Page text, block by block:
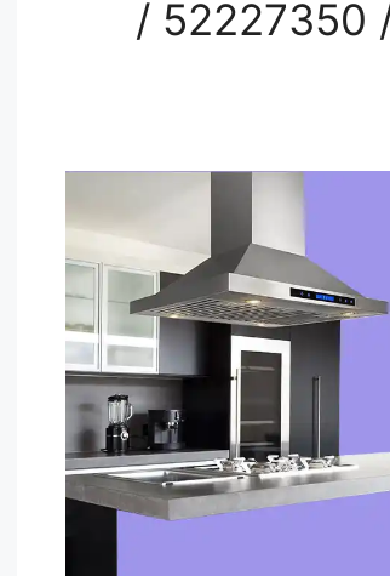
رقم فني تركيب مداخن العاصمة / 52227350 /